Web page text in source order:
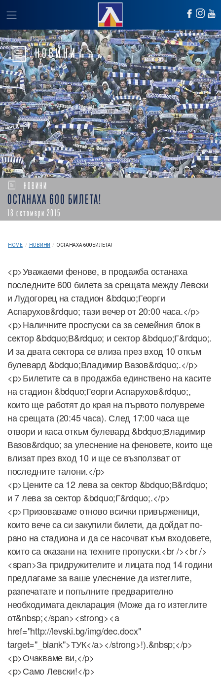
НОВИНИ
НОВИНИ
OСТАНАХА 600 БИЛЕТА!
18 октомври 2015
HOME / НОВИНИ / OСТАНАХА 600 БИЛЕТА!
<p>Уважаеми фенове, в продажба останаха
последните 600 билета за срещата между Левски
и Лудогорец на стадион &bdquo;Георги
Аспарухов&rdquo; тази вечер от 20:00 часа.</p>
<p>Наличните проспуски са за семейния блок в
сектор &bdquo;В&rdquo; и сектор &bdquo;Г&rdquo;.
И за двата сектора се влиза през вход 10 откъм
булевард &bdquo;Владимир Вазов&rdquo;.</p>
<p>Билетите са в продажба единствено на касите
на стадион &bdquo;Георги Аспарухов&rdquo;,
които ще работят до края на първото полувреме
на срещата (20:45 часа). След 17:00 часа ще
отвори и каса откъм булевард &bdquo;Владимир
Вазов&rdquo; за улеснение на феновете, които ще
влизат през вход 10 и ще се възползват от
последните талони.</p>
<p>Цените са 12 лева за сектор &bdquo;В&rdquo;
и 7 лева за сектор &bdquo;Г&rdquo;.</p>
<p>Призоваваме отново всички привърженици,
които вече са си закупили билети, да дойдат по-
рано на стадиона и да се насочват към входовете,
които са оказани на техните пропуски.<br /><br />
<span>За придружителите и лицата под 14 години
предлагаме за ваше улеснение да изтеглите,
разпечатате и попълните предварително
необходимата декларация (Може да го изтеглите
от&nbsp;</span><strong><a
href="http://levski.bg/img/dec.docx"
target="_blank">ТУК</a></strong>!).&nbsp;</p>
<p>Очакваме ви,</p>
<p>Само Левски!</p>